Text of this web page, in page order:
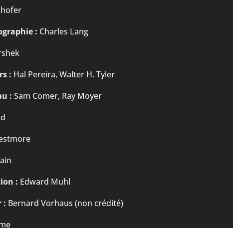
: Charles Lang
: Hal Pereira, Walter H. Tyler
: Sam Comer, Ray Moyer
: Edward Muhl
: Bernard Vorhaus (non crédité)